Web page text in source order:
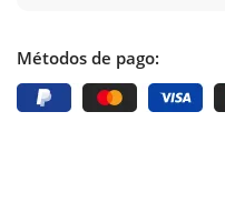
Métodos de pago: